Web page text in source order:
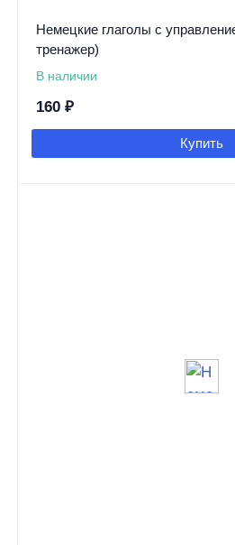
Немецкие глаголы с
тренажер)
В наличии
160 ₽
Купить